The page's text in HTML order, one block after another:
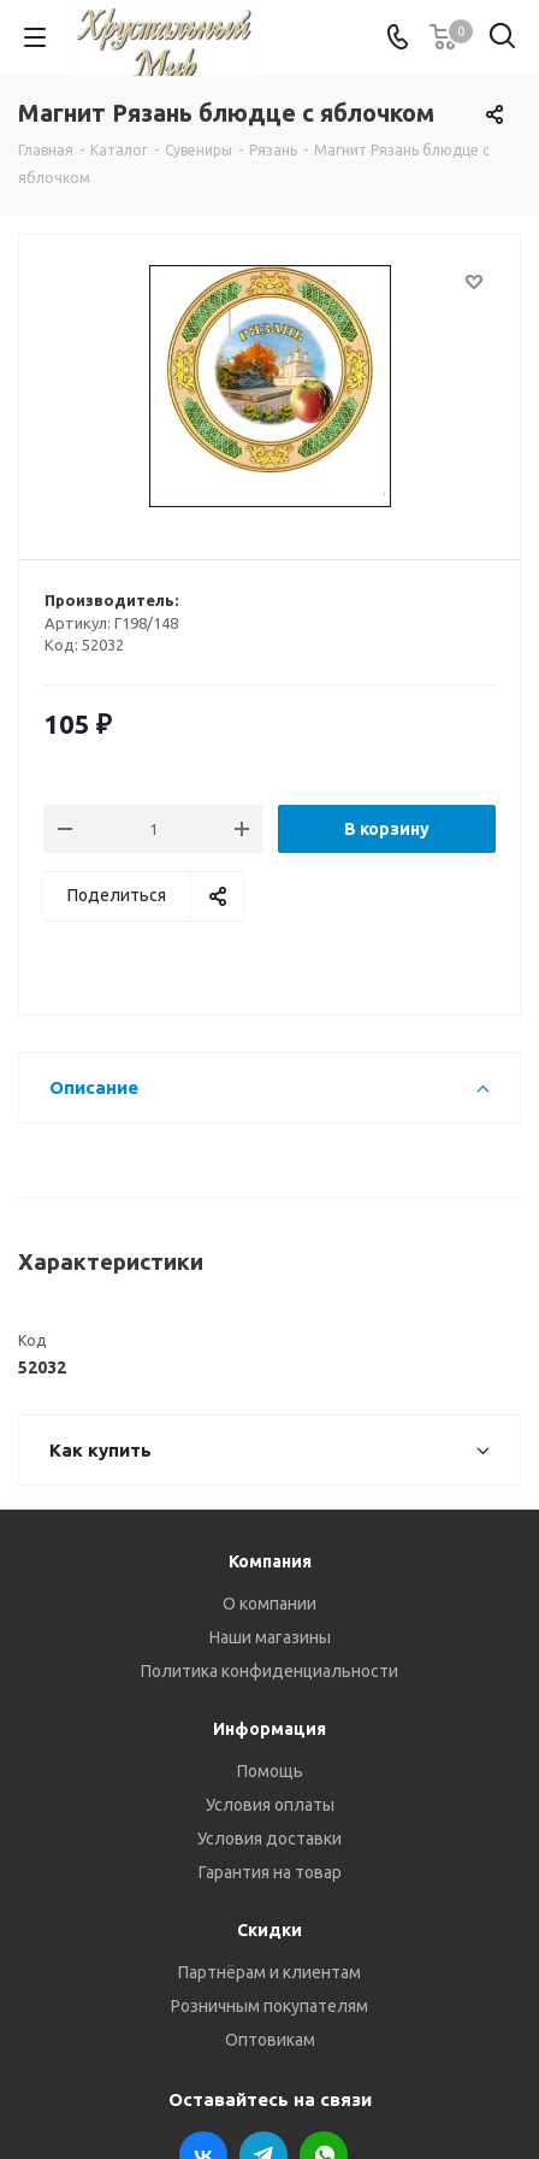
0
Магнит Рязань блюдце с яблочком
Главная - Каталог - Сувениры - Рязань - Магнит Рязань блюдце с
яблочком
Производитель:
Артикул: Г198/148
Код: 52032
105 ₽
В корзину
Поделиться
Описание
Характеристики
Код
52032
Как купить
Компания
О компании
Наши магазины
Политика конфиденциальности
Информация
Помощь
Условия оплаты
Условия доставки
Гарантия на товар
Скидки
Партнёрам и клиентам
Розничным покупателям
Оптовикам
Оставайтесь на связи